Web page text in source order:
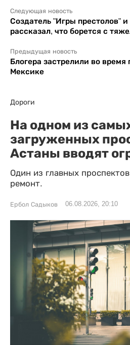
Следующая новость
Создатель "Игры престолов"
рассказал, что борется с
Предыдущая новость
Блогера застрелили во
Мексике
Дороги
На одном из
загруженных
Астаны вводят
Один из главных
ремонт.
Ербол Садыков 06.08.2026, 20:10